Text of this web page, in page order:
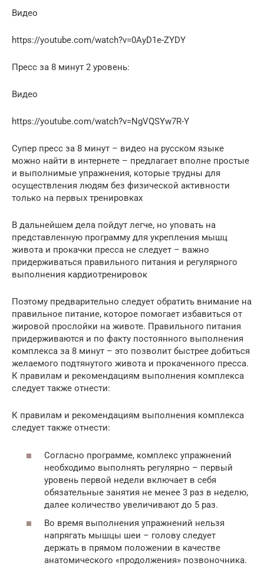
Видео
https://youtube.com/watch?v=0AyD1e-ZYDY
Пресс за 8 минут 2 уровень:
Видео
https://youtube.com/watch?v=NgVQSYw7R-Y
Супер пресс за 8 минут – видео на русском языке
можно найти в интернете – предлагает вполне простые
и выполнимые упражнения, которые трудны для
осуществления людям без физической активности
только на первых тренировках
В дальнейшем дела пойдут легче, но уповать на
представленную программу для укрепления мышц
живота и прокачки пресса не следует – важно
придерживаться правильного питания и регулярного
выполнения кардиотренировок
Поэтому предварительно следует обратить внимание на
правильное питание, которое помогает избавиться от
жировой прослойки на животе. Правильного питания
придерживаются и по факту постоянного выполнения
комплекса за 8 минут – это позволит быстрее добиться
желаемого подтянутого живота и прокаченного пресса.
К правилам и рекомендациям выполнения комплекса
следует также отнести:
К правилам и рекомендациям выполнения комплекса
следует также отнести:
Согласно программе, комплекс упражнений
необходимо выполнять регулярно – первый
уровень первой недели включает в себя
обязательные занятия не менее 3 раз в неделю,
далее количество увеличивают до 5 раз.
Во время выполнения упражнений нельзя
напрягать мышцы шеи – голову следует
держать в прямом положении в качестве
анатомического «продолжения» позвоночника.